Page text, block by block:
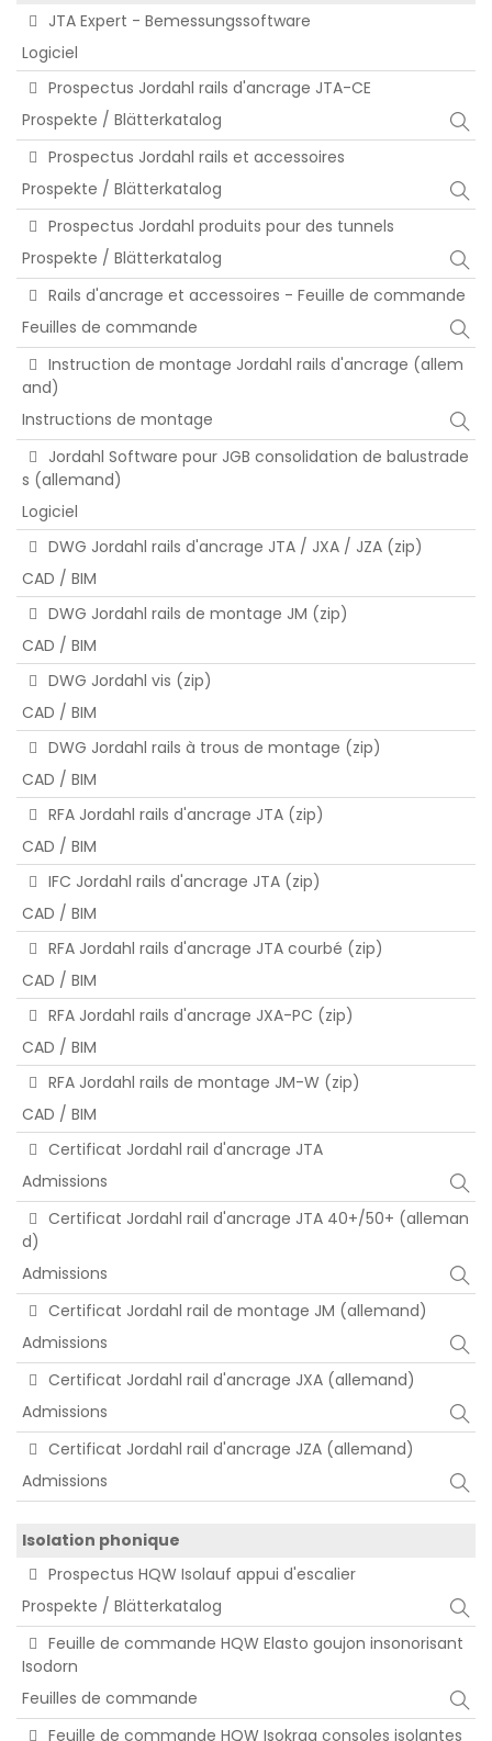
JTA Expert - Bemessungssoftware
Logiciel
Prospectus Jordahl rails d'ancrage JTA-CE
Prospekte / Blätterkatalog
Prospectus Jordahl rails et accessoires
Prospekte / Blätterkatalog
Prospectus Jordahl produits pour des tunnels
Prospekte / Blätterkatalog
Rails d'ancrage et accessoires - Feuille de commande
Feuilles de commande
Instruction de montage Jordahl rails d'ancrage (allem
and)
Instructions de montage
Jordahl Software pour JGB consolidation de balustrade
s (allemand)
Logiciel
DWG Jordahl rails d'ancrage JTA / JXA / JZA (zip)
CAD / BIM
DWG Jordahl rails de montage JM (zip)
CAD / BIM
DWG Jordahl vis (zip)
CAD / BIM
DWG Jordahl rails à trous de montage (zip)
CAD / BIM
RFA Jordahl rails d'ancrage JTA (zip)
CAD / BIM
IFC Jordahl rails d'ancrage JTA (zip)
CAD / BIM
RFA Jordahl rails d'ancrage JTA courbé (zip)
CAD / BIM
RFA Jordahl rails d'ancrage JXA-PC (zip)
CAD / BIM
RFA Jordahl rails de montage JM-W (zip)
CAD / BIM
Certificat Jordahl rail d'ancrage JTA
Admissions
Certificat Jordahl rail d'ancrage JTA 40+/50+ (alleman
d)
Admissions
Certificat Jordahl rail de montage JM (allemand)
Admissions
Certificat Jordahl rail d'ancrage JXA (allemand)
Admissions
Certificat Jordahl rail d'ancrage JZA (allemand)
Admissions
Isolation phonique
Prospectus HQW Isolauf appui d'escalier
Prospekte / Blätterkatalog
Feuille de commande HQW Elasto goujon insonorisant
Isodorn
Feuilles de commande
Feuille de commande HQW Isokrag consoles isolantes